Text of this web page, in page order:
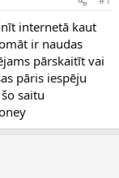
internetā kaut
ir naudas
pārskaitīt vai
pāris iespēju
saitu